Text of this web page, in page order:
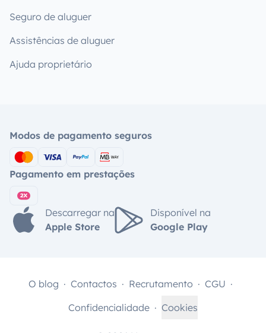
Seguro de aluguer
Assistências de aluguer
Ajuda proprietário
Modos de pagamento seguros
Pagamento em prestações
Descarregar na
Apple Store
Disponível na
Google Play
O blog Contactos Recrutamento
CGU
Confidencialidade
Cookies